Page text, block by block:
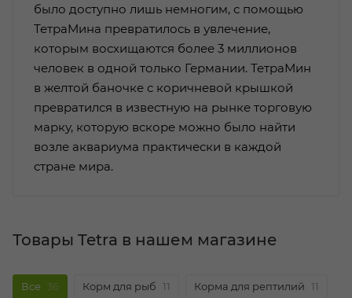
было доступно лишь немногим, с помощью
ТетраМина превратилось в увлечение,
которым восхищаются более 3 миллионов
человек в одной только Германии. ТетраМин
в желтой баночке с коричневой крышкой
превратился в известную на рынке торговую
марку, которую вскоре можно было найти
возле аквариума практически в каждой
стране мира.
Товары Tetra в нашем магазине
Все 36 Корм для рыб 11 Корма для рептилий 11